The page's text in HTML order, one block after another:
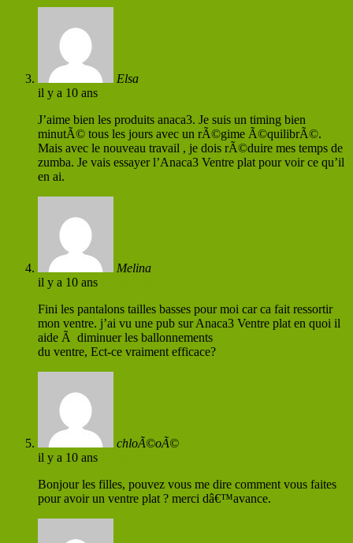
Elsa
il y a 10 ans
J’aime bien les produits anaca3. Je suis un timing bien
minutÃ© tous les jours avec un rÃ©gime Ã©quilibrÃ©.
Mais avec le nouveau travail , je dois rÃ©duire mes temps de
zumba. Je vais essayer l’Anaca3 Ventre plat pour voir ce qu’il
en ai.
Melina
il y a 10 ans
Fini les pantalons tailles basses pour moi car ca fait ressortir
mon ventre. j’ai vu une pub sur Anaca3 Ventre plat en quoi il
aide Ã diminuer les ballonnements
du ventre, Ect-ce vraiment efficace?
chloÃ©oÃ©
il y a 10 ans
Bonjour les filles, pouvez vous me dire comment vous faites
pour avoir un ventre plat ? merci dâ€™avance.